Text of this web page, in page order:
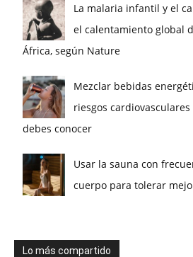
La malaria infantil y el
el calentamiento global
África, según Nature
Mezclar bebidas
riesgos
debes conocer
Usar la sauna con
cuerpo para tolerar
Lo más compartido